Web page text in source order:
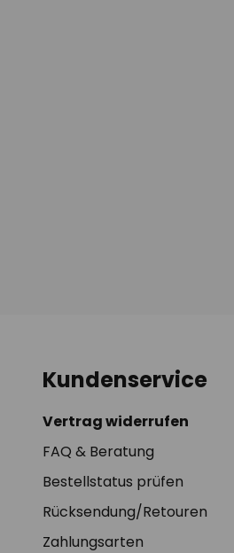
Kundenservice
Vertrag widerrufen
FAQ & Beratung
Bestellstatus prüfen
Rücksendung/Retouren
Zahlungsarten